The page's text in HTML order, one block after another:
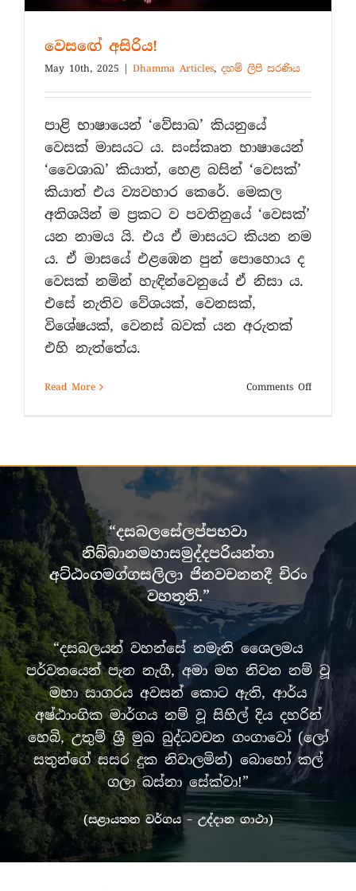
වෙසඟේ අසිරිය!
May 10th, 2025 | Dhamma Articles, දහම් ලිපි සරණිය
පාළි භාෂායෙන් ‘වේසාඛ’ කියනුයේ
වෙසක් මාසයට ය. සංස්කෘත භාෂායෙන්
‘වෛශාඛ’ කියාත්, හෙළ බසින් ‘වෙසක්’
කියාත් එය ව්‍යවහාර කෙරේ. මෙකල
අතිශයින් ම ප්‍රකට ව පවතිනුයේ ‘වෙසක්’
යන නාමය යි. එය ඒ මාසයට කියන නම
ය. ඒ මාසයේ එළඹෙන පුන් පොහොය ද
වෙසක් නමින් හැඳින්වෙනුයේ ඒ නිසා ය.
එසේ නැතිව වේශයක්, වෙනසක්,
විශේෂයක්, වෙනස් බවක් යන අරුතක්
එහි නැත්තේය.
Read More Comments Offon
“දසබලසේලප්පභවා
නිබ්බානමහාසමුද්දපරියන්තා
අට්ඨංගමග්ගසලිලා ජිනවචනනදී චිරං
වහතූති.”
“දසබලයන් වහන්සේ නමැති ශෛලමය
පර්වතයෙන් පැන නැගී, අමා මහ නිවන නම් වූ
මහා සාගරය අවසන් කොට ඇති, ආර්ය
අෂ්ඨාංගික මාර්ගය නම් වූ සිහිල් දිය දහරින්
හෙබි, උතුම් ශ්‍රී මුඛ බුද්ධවචන ගංගාවෝ (ලෝ
සතුන්ගේ සසර දුක නිවාලමින්) බොහෝ කල්
ගලා බස්නා සේක්වා!”
(සළායතන වර්ගය – උද්දාන ගාථා)